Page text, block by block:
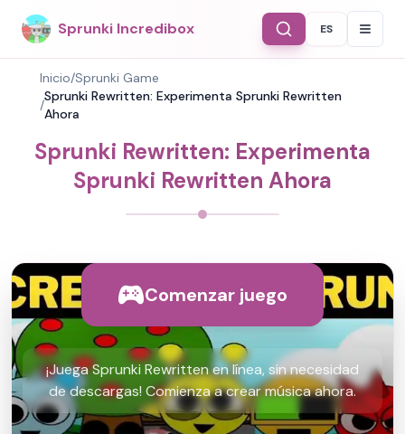
Sprunki Incredibox Select
ES
Inicio/Sprunki Game
/
Sprunki Rewritten: Experimenta Sprunki Rewritten
Ahora
Sprunki Rewritten: Experimenta
Sprunki Rewritten Ahora
Comenzar juego
¡Juega Sprunki Rewritten en línea, sin necesidad
de descargas! Comienza a crear música ahora.